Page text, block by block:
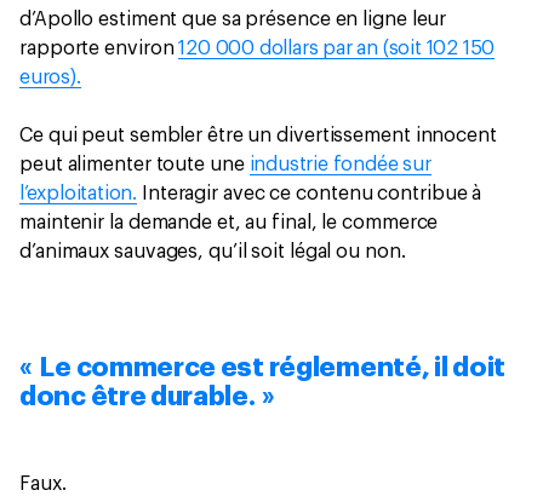
d’Apollo estiment que sa présence en ligne leur
rapporte environ120 000 dollars par an (soit 102 150
euros).
Ce qui peut sembler être un divertissement innocent
peut alimenter toute une industrie fondée sur
l’exploitation. Interagir avec ce contenu contribue à
maintenir la demande et, au final, le commerce
d’animaux sauvages, qu’il soit légal ou non.
« Le commerce est réglementé, il doit
donc être durable. »
Faux.